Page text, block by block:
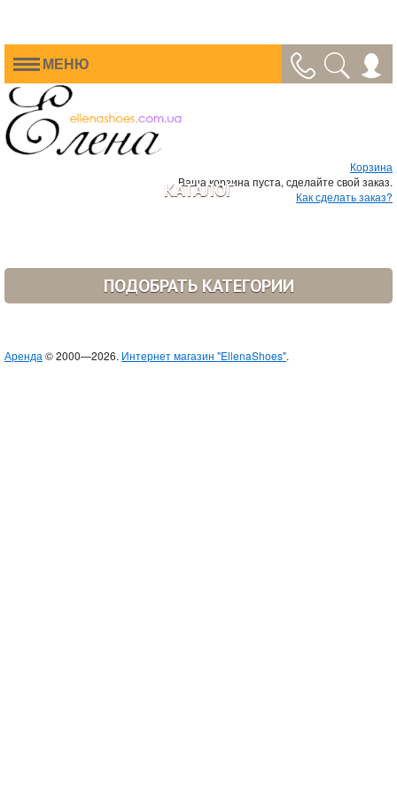
МЕНЮ
Корзина
Ваша корзина пуста, сделайте свой заказ.
Как сделать заказ?
КАТАЛОГ
ПОДОБРАТЬ КАТЕГОРИИ
Аренда © 2000—2026. Интернет магазин "EllenaShoes".